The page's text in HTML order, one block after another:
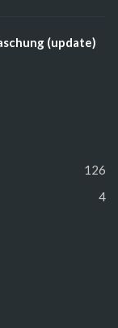
(update)
126
4